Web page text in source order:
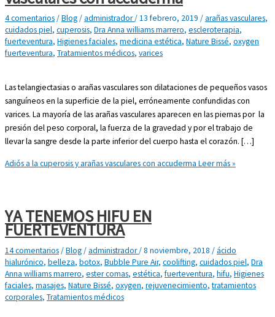
4 comentarios/Blog/administrador/13 febrero, 2019 /arañas vasculares,
cuidados piel, cuperosis, Dra Anna williams marrero, escleroterapia,
fuerteventura, Higienes faciales, medicina estética, Nature Bissé, oxygen
fuerteventura, Tratamientos médicos, varices
Las telangiectasias o arañas vasculares son dilataciones de pequeños vasos
sanguíneos en la superficie de la piel, erróneamente confundidas con
varices. La mayoría de las arañas vasculares aparecen en las piernas por la
presión del peso corporal, la fuerza de la gravedad y por el trabajo de
llevar la sangre desde la parte inferior del cuerpo hasta el corazón. […]
Adiós a la cuperosis y arañas vasculares con accuderma Leer más »
YA TENEMOS HIFU EN
FUERTEVENTURA
14 comentarios/Blog/administrador/8 noviembre, 2018 /ácido
hialurónico, belleza, botox, Bubble Pure Air, coolifting, cuidados piel, Dra
Anna williams marrero, ester comas, estética, fuerteventura, hifu, Higienes
faciales, masajes, Nature Bissé, oxygen, rejuvenecimiento,tratamientos
corporales, Tratamientos médicos